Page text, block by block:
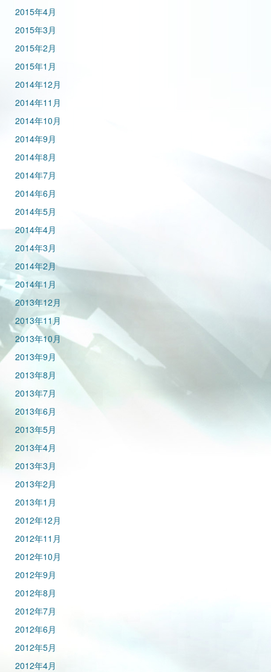
2015年4月
2015年3月
2015年2月
2015年1月
2014年12月
2014年11月
2014年10月
2014年9月
2014年8月
2014年7月
2014年6月
2014年5月
2014年4月
2014年3月
2014年2月
2014年1月
2013年12月
2013年11月
2013年10月
2013年9月
2013年8月
2013年7月
2013年6月
2013年5月
2013年4月
2013年3月
2013年2月
2013年1月
2012年12月
2012年11月
2012年10月
2012年9月
2012年8月
2012年7月
2012年6月
2012年5月
2012年4月